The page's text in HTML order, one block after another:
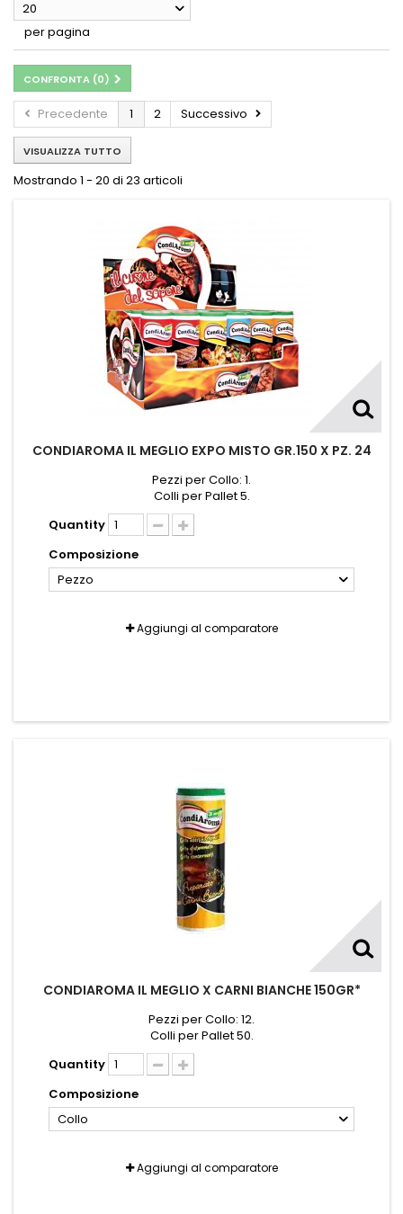
20
per pagina
CONFRONTA (0)
Precedente 1 2 Successivo
VISUALIZZA TUTTO
Mostrando 1 - 20 di 23 articoli
CONDIAROMA IL MEGLIO EXPO MISTO GR.150 X PZ. 24
Pezzi per Collo: 1.
Colli per Pallet 5.
Quantity
Composizione
Pezzo
Aggiungi al comparatore
CONDIAROMA IL MEGLIO X CARNI BIANCHE 150GR*
Pezzi per Collo: 12.
Colli per Pallet 50.
Quantity
Composizione
Collo
Aggiungi al comparatore